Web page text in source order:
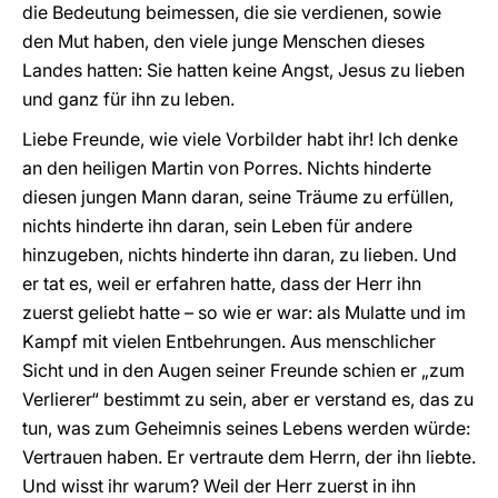
die Bedeutung beimessen, die sie verdienen, sowie
den Mut haben, den viele junge Menschen dieses
Landes hatten: Sie hatten keine Angst, Jesus zu lieben
und ganz für ihn zu leben.
Liebe Freunde, wie viele Vorbilder habt ihr! Ich denke
an den heiligen Martin von Porres. Nichts hinderte
diesen jungen Mann daran, seine Träume zu erfüllen,
nichts hinderte ihn daran, sein Leben für andere
hinzugeben, nichts hinderte ihn daran, zu lieben. Und
er tat es, weil er erfahren hatte, dass der Herr ihn
zuerst geliebt hatte – so wie er war: als Mulatte und im
Kampf mit vielen Entbehrungen. Aus menschlicher
Sicht und in den Augen seiner Freunde schien er „zum
Verlierer“ bestimmt zu sein, aber er verstand es, das zu
tun, was zum Geheimnis seines Lebens werden würde:
Vertrauen haben. Er vertraute dem Herrn, der ihn liebte.
Und wisst ihr warum? Weil der Herr zuerst in ihn